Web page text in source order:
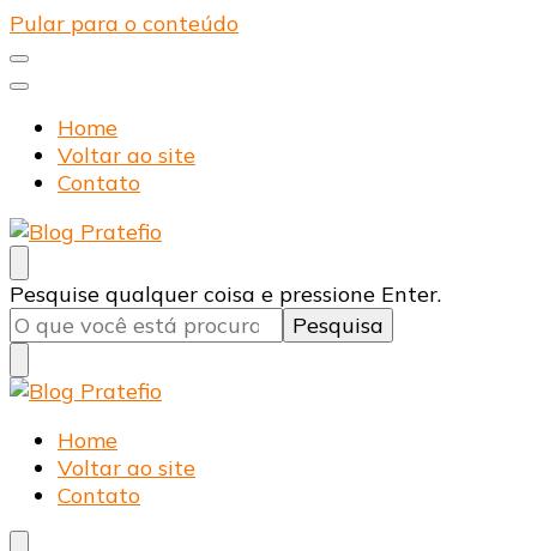
Pular para o conteúdo
Home
Voltar ao site
Contato
Blog Pratefio
Arames e Telas de Qualidade
Procurando
algo?
Pesquise qualquer coisa e pressione Enter.
Blog Pratefio
Arames e Telas de Qualidade
Home
Voltar ao site
Contato